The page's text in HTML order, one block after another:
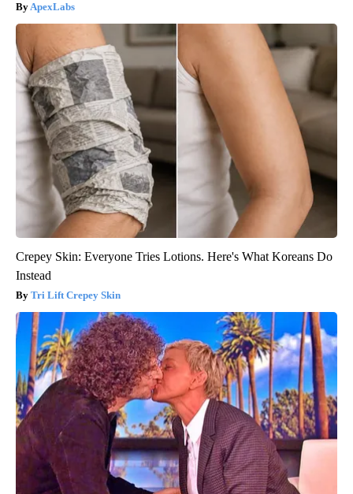
ApexLabs
Crepey Skin: Everyone Tries Lotions. Here's What Koreans Do
Instead
Tri Lift Crepey Skin